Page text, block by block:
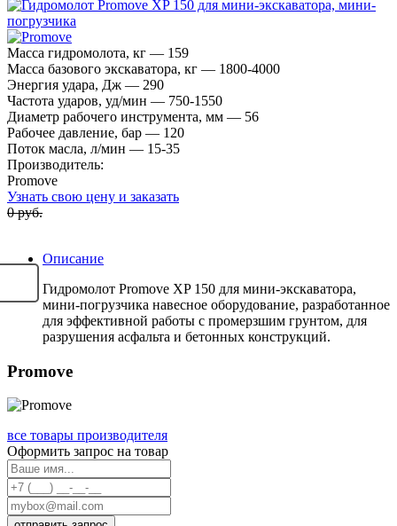
Масса гидромолота, кг — 159
Масса базового экскаватора, кг — 1800-4000
Энергия удара, Дж — 290
Частота ударов, уд/мин — 750-1550
Диаметр рабочего инструмента, мм — 56
Рабочее давление, бар — 120
Поток масла, л/мин — 15-35
Производитель:
Promove
Узнать свою цену и заказать
0 руб.
Описание
Гидромолот Promove XP 150 для мини-экскаватора,
мини-погрузчика навесное оборудование, разработанное
для эффективной работы с промерзшим грунтом, для
разрушения асфальта и бетонных конструкций.
Promove
все товары производителя
Оформить запрос на товар